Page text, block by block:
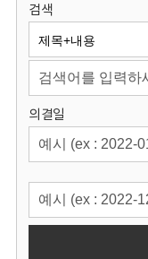
원
회
검색
의결일